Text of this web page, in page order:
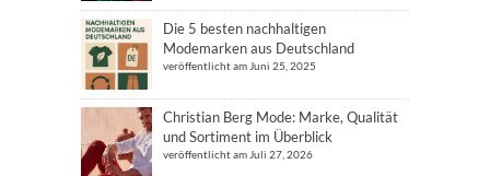
Die 5 besten nachhaltigen
Modemarken aus Deutschland
veröffentlicht am Juni 25, 2025
Christian Berg Mode: Marke, Qualität
und Sortiment im Überblick
veröffentlicht am Juli 27, 2026